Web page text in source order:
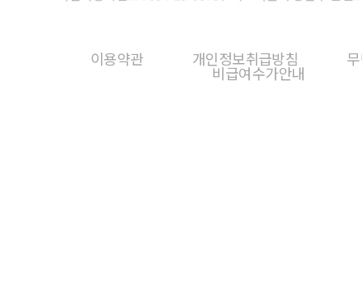
이용약관 개인정보취급방침
비급여수가안내